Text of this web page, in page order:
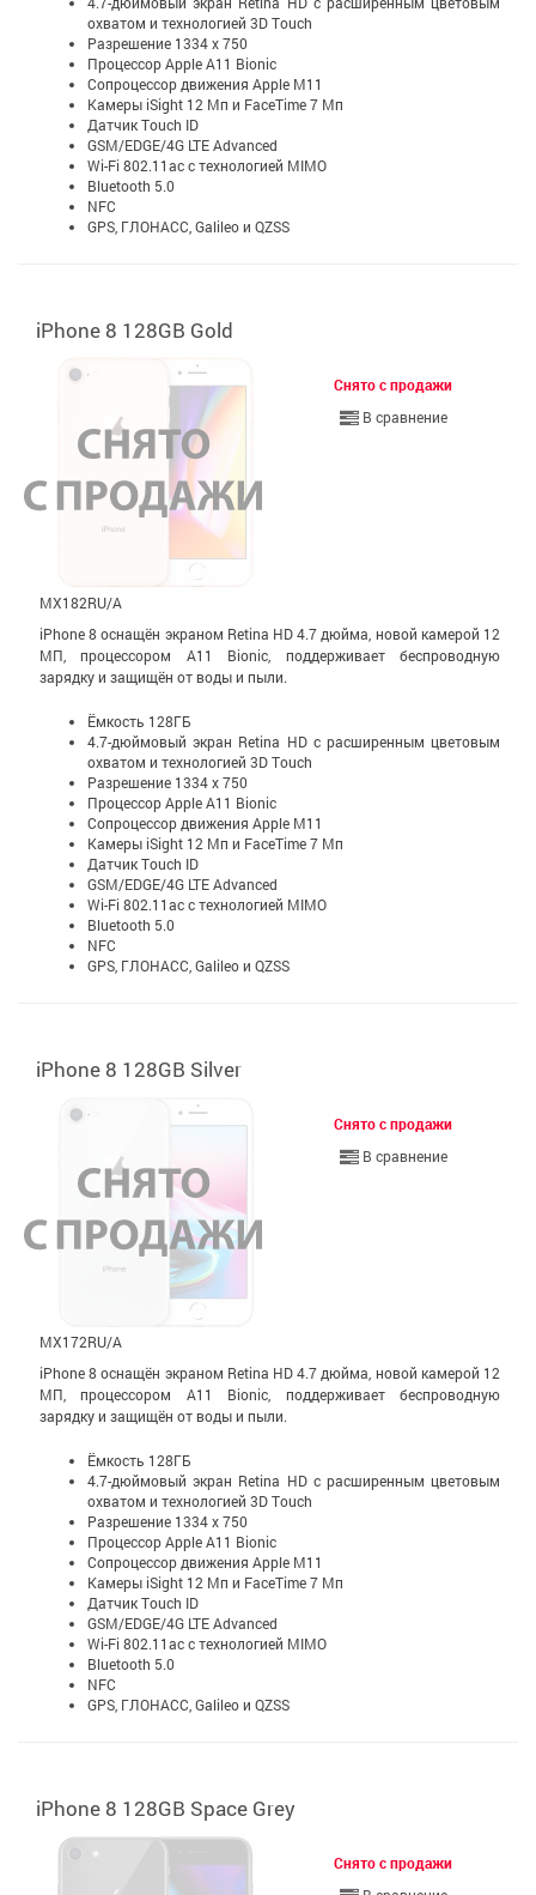
охватом и технологией 3D Touch
Разрешение 1334 x 750
Процессор Apple A11 Bionic
Сопроцессор движения Apple М11
Камеры iSight 12 Мп и FaceTime 7 Мп
Датчик Touch ID
GSM/EDGE/4G LTE Advanced
Wi-Fi 802.11ac с технологией MIMO
Bluetooth 5.0
NFC
GPS, ГЛОНАСС, Galileo и QZSS
iPhone 8 128GB Gold
Снято с продажи
В сравнение
MX182RU/A
iPhone 8 оснащён экраном Retina HD 4.7 дюйма, новой камерой 12
МП, процессором A11 Bionic, поддерживает беспроводную
зарядку и защищён от воды и пыли.
Ёмкость 128ГБ
4.7-дюймовый экран Retina HD c расширенным цветовым
охватом и технологией 3D Touch
Разрешение 1334 x 750
Процессор Apple A11 Bionic
Сопроцессор движения Apple М11
Камеры iSight 12 Мп и FaceTime 7 Мп
Датчик Touch ID
GSM/EDGE/4G LTE Advanced
Wi-Fi 802.11ac с технологией MIMO
Bluetooth 5.0
NFC
GPS, ГЛОНАСС, Galileo и QZSS
iPhone 8 128GB Silver
Снято с продажи
В сравнение
MX172RU/A
iPhone 8 оснащён экраном Retina HD 4.7 дюйма, новой камерой 12
МП, процессором A11 Bionic, поддерживает беспроводную
зарядку и защищён от воды и пыли.
Ёмкость 128ГБ
4.7-дюймовый экран Retina HD c расширенным цветовым
охватом и технологией 3D Touch
Разрешение 1334 x 750
Процессор Apple A11 Bionic
Сопроцессор движения Apple М11
Камеры iSight 12 Мп и FaceTime 7 Мп
Датчик Touch ID
GSM/EDGE/4G LTE Advanced
Wi-Fi 802.11ac с технологией MIMO
Bluetooth 5.0
NFC
GPS, ГЛОНАСС, Galileo и QZSS
iPhone 8 128GB Space Grey
Снято с продажи